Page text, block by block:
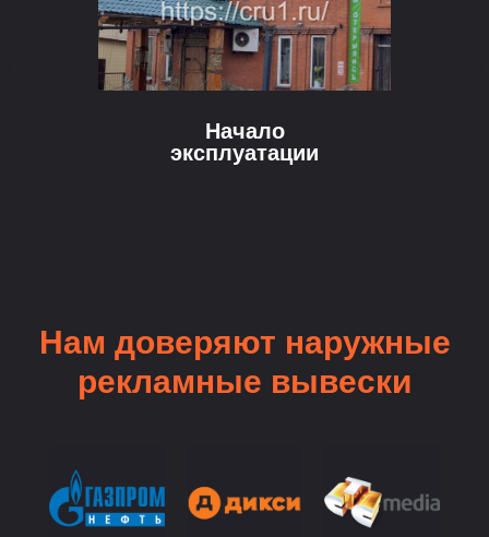
Начало
эксплуатации
Нам доверяют наружные
рекламные вывески